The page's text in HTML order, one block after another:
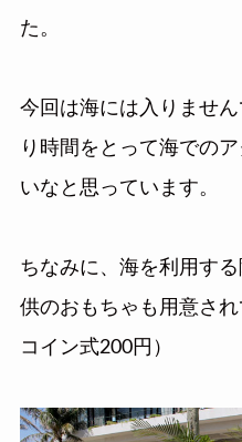
た。
今回は海には入りませ
り時間をとって海での
いなと思っています。
ちなみに、海を利用す
供のおもちゃも用意さ
コイン式200円）